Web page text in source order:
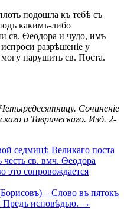
подошла къ тебѣ съ
какимъ-либо
св. Ѳеодора и чудо, имъ
разрѣшеніе у
нарушить св. Поста.
Сочиненіе
и Таврическаго. Изд. 2-
седмицѣ Великаго поста
честь св. вмч. Ѳеодора
это сопровождается
– Слово въ пятокъ
Предъ исповѣдью. →